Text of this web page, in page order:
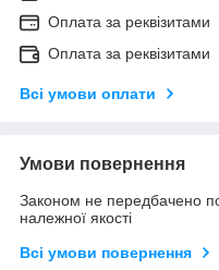
Оплата за реквізитами
Оплата за реквізитами
Всі умови оплати
Умови повернення
Законом не передбачено
належної якості
Всі умови повернення